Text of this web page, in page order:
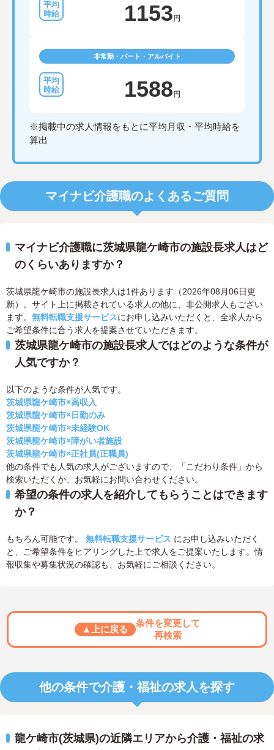
1153 円
非常勤・パート・アルバイト
1588 円
※掲載中の求人情報をもとに平均月収・平均時給を
算出
マイナビ介護職のよくあるご質問
マイナビ介護職に茨城県龍ケ崎市の施設長求人はど
のくらいありますか？
茨城県龍ケ崎市の施設長求人は1件あります（2026年08月06日更
新）。サイト上に掲載されている求人の他に、非公開求人もござい
ます。 無料転職支援サービスにお申し込みいただくと、全求人から
ご希望条件に合う求人を提案させていただきます。
茨城県龍ケ崎市の施設長求人ではどのような条件が
人気ですか？
以下のような条件が人気です。
茨城県龍ケ崎市×高収入
茨城県龍ケ崎市×日勤のみ
茨城県龍ケ崎市×未経験OK
茨城県龍ケ崎市×障がい者施設
茨城県龍ケ崎市×正社員(正職員)
他の条件でも人気の求人がございますので、「こだわり条件」から
検索いただくか、お気軽にお問い合わせください。
希望の条件の求人を紹介してもらうことはできます
か？
もちろん可能です。 無料転職支援サービス にお申し込みいただく
と、ご希望条件をヒアリングした上で求人をご提案いたします。情
報収集や募集状況の確認も、お気軽にご相談ください。
▲上に戻る
条件を変更して
再検索
他の条件で介護・福祉の求人を探す
龍ケ崎市(茨城県)の近隣エリアから介護・福祉の求